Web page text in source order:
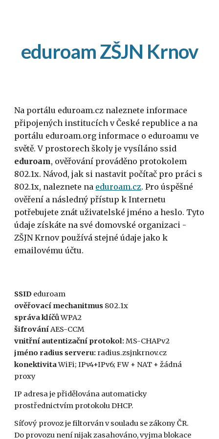
eduroam ZŠJN Krnov
Na portálu eduroam.cz naleznete informace
připojených institucích v České republice a na
portálu eduroam.org informace o eduroamu ve
světě. V prostorech školy
eduroam, ověřování prováděno protokolem
802.1x. Návod, jak si nastavit počítač pro práci s
802.1x, naleznete na eduroam.cz. Pro úspěšné
ověření a následný přístup k Internetu
potřebujete znát uživatelské jméno a heslo. Tyto
údaje získáte na své domovské organizaci -
ZŠJN Krnov používá stejné údaje jako k
emailovému účtu.
SSID eduroam
ověřovací mechanitmus 802.1x
správa klíčů WPA2
šifrování AES-CCM
vnitřní autentizační protokol: MS-CHAPv2
jméno radius serveru: radius.zsjnkrnov.cz
konektivita WiFi; IPv4+IPv6; FW + NAT + žádná
proxy
IP adresa je přidělována automaticky
prostřednictvím protokolu DHCP.
Síťový provoz je filtorván v souladu se zákony ČR.
Do provozu není nijak zasahováno, vyjma blokace